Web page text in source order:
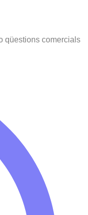
qüestions comercials